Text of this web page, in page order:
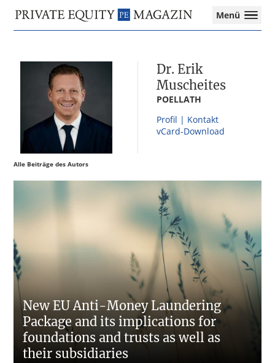
springen
springen
springen
Private
Equity
Das
Investment
Funds
I
M&A
Menü
Dr. Erik
Muscheites
POELLATH
Profil | Kontakt
vCard-Download
Alle Beiträge des Autors
New EU Anti-Money Laundering
Package and its implications for
foundations and trusts as well as
their subsidiaries